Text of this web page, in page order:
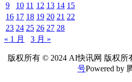
9
10 11 12 13 14 15
16 17 18 19 20 21 22
23 24 25 26 27 28
« 1 月
3 月 »
版权所有 © 2024 AI快讯网 版权所
号Powered by